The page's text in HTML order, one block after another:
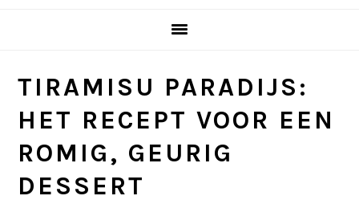
TIRAMISU PARADIJS:
HET RECEPT VOOR EEN
ROMIG, GEURIG
DESSERT